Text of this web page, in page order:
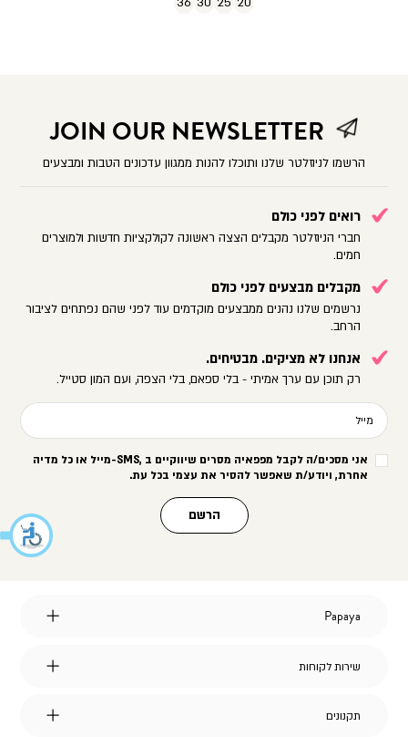
JOIN OUR NEWSLETTER
הרשמו לניוזלטר שלנו ותוכלו להנות ממגוון עדכונים הטבות ומבצעים
רואים לפני כולם
חברי הניוזלטר מקבלים הצצה ראשונה לקולקציות חדשות ולמוצרים
חמים.
מקבלים מבצעים לפני כולם
נרשמים שלנו נהנים ממבצעים מוקדמים עוד לפני שהם נפתחים לציבור
הרחב.
אנחנו לא מציקים. מבטיחים.
רק תוכן עם ערך אמיתי - בלי ספאם, בלי הצפה, ועם המון סטייל.
מייל
אני מסכים/ה לקבל מפפאיה מסרים שיווקיים ב -SMS,מייל או כל מדיה
אחרת, ויודע/ת שאפשר להסיר את עצמי בכל עת.
הרשם
Papaya
Papaya
הצהרת נגישות
שירות
שירות לקוחות
משלוחים
תקנונים
תקנונים